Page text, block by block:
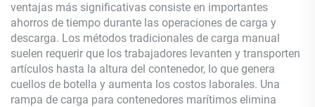
ventajas más significativas consiste en importantes
ahorros de tiempo durante las operaciones de carga y
descarga. Los métodos tradicionales de carga manual
suelen requerir que los trabajadores levanten y transporten
artículos hasta la altura del contenedor, lo que genera
cuellos de botella y aumenta los costos laborales. Una
rampa de carga para contenedores marítimos elimina